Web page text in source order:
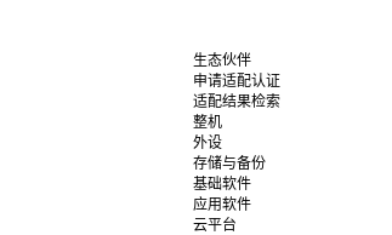
生态伙伴
申请适配认证
适配结果检索
整机
外设
存储与备份
基础软件
应用软件
云平台